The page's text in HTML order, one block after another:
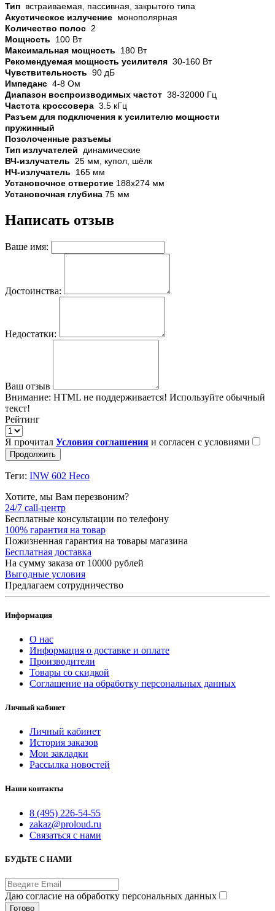
Тип встраиваемая, пассивная, закрытого типа
Акустическое излучение монополярная
Количество полос 2
Мощность
100 Вт
Максимальная мощность 180 Вт
Рекомендуемая мощность усилителя 30-160 Вт
Чувствительность 90 дБ
Импеданс 4-8 Ом
Диапазон воспроизводимых частот 38-32000 Гц
Частота кроссовера 3.5 кГц
Разъем для подключения к усилителю мощности
пружинный
Позолоченные разъемы
Тип излучателей динамические
ВЧ-излучатель 25 мм, купол, шёлк
НЧ-излучатель 165 мм
Установочное отверстие 188x274 мм
Установочная глубина 75 мм
Написать отзыв
Ваше имя:
Достоинства:
Недостатки:
Ваш отзыв
Внимание: HTML не поддерживается! Используйте обычный
текст!
Рейтинг
Я прочитал Условия соглашения и согласен с условиями
Продолжить
Теги: INW 602 Heco
Хотите, мы Вам перезвоним?
24/7 call-центр
Бесплатные консультации по телефону
100% гарантия на товар
Пожизненная гарантия на товары магазина
Бесплатная доставка
На сумму заказа от 10000 рублей
Выгодные условия
Предлагаем сотрудничество
Информация
О нас
Информация о доставке и оплате
Производители
Товары со скидкой
Соглашение на обработку персональных данных
Личный кабинет
Личный кабинет
История заказов
Мои закладки
Рассылка новостей
Наши контакты
8 (495) 226-54-55
zakaz@proloud.ru
Связаться с нами
БУДЬТЕ С НАМИ
Даю согласие на обработку персональных данных
Готово